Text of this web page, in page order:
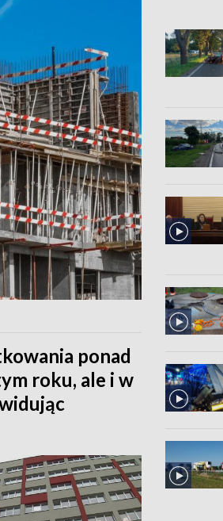
ponad
roku, ale i w